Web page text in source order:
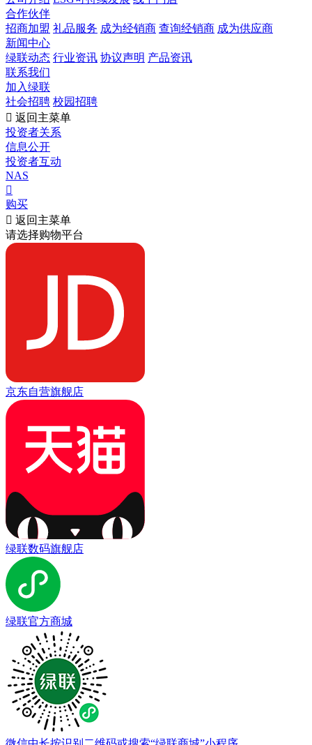
合作伙伴
招商加盟 礼品服务 成为经销商 查询经销商 成为供应商
新闻中心
绿联动态 行业资讯 协议声明 产品资讯
联系我们
加入绿联
社会招聘 校园招聘
 返回主菜单
投资者关系
信息公开
投资者互动
NAS

购买
 返回主菜单
请选择购物平台
京东自营旗舰店
绿联数码旗舰店
绿联官方商城